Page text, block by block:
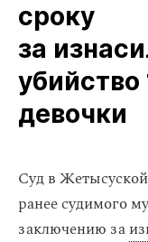
сроку
за
убийство
девочки
Суд в
ранее судимого
заключению за